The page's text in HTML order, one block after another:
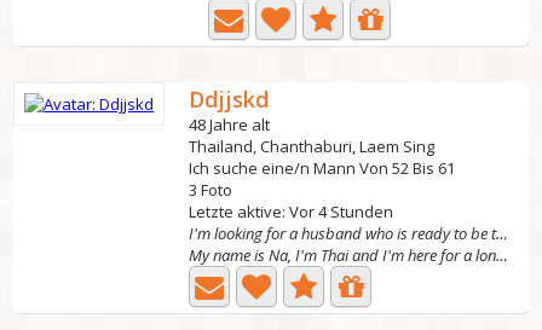
Ddjjskd
48 Jahre alt
Thailand, Chanthaburi, Laem Sing
Ich suche eine/n Mann Von 52 Bis 61
3 Foto
Letzte aktive: Vor 4 Stunden
I'm looking for a husband who is ready to be the h
My name is Na, I'm Thai and I'm here for a long-term...